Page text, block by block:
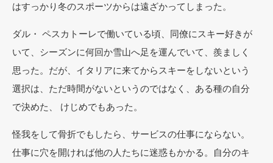
はすっかり冬のスポーツからは遠ざかってしまった。
ダル・ ペスカトーレで働いている頃、同僚にスキー好きが
いて、シーズンに何回か雪山へ足を運んでいて、羨ましく
思った。だが、イタリアに来てからスキーをしないという
選択は、ただ時間がないというのではなく、ある種の自分
で決めた、 けじめでもあった。
怪我をして骨折でもしたら、サービスの仕事にならない。
仕事に穴を開ければ他の人たちに迷惑もかかる。自分のキ